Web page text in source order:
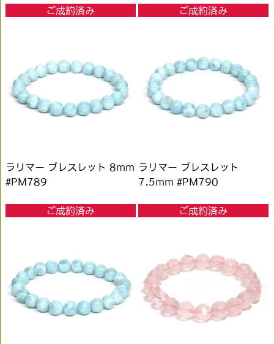
ご成約済み ご成約済み
ラリマー ブレスレット 8mm
#PM789
ご成約済み
ラリマー ブレスレット
7.5mm #PM790
ご成約済み